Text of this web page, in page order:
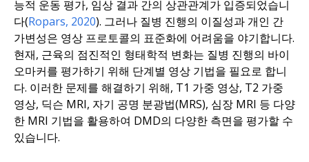
능적 운동 평가, 임상 결과 간의 상관관계가 입증되었습니
다(Ropars, 2020). 그러나 질병 진행의 이질성과 개인 간
가변성은 영상 프로토콜의 표준화에 어려움을 야기합니다.
현재, 근육의 점진적인 형태학적 변화는 질병 진행의 바이
오마커를 평가하기 위해 단계별 영상 기법을 필요로 합니
다. 이러한 문제를 해결하기 위해, T1 가중 영상, T2 가중
영상, 딕슨 MRI, 자기 공명 분광법(MRS), 심장 MRI 등 다양
한 MRI 기법을 활용하여 DMD의 다양한 측면을 평가할 수
있습니다.